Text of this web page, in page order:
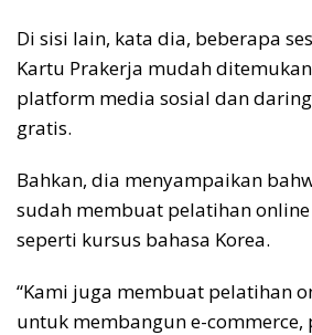
Di sisi lain, kata dia, beberapa
Kartu Prakerja mudah
platform media sosial dan daring
gratis.
Bahkan, dia menyampaikan
sudah membuat pelatihan
seperti kursus bahasa Korea.
“Kami juga membuat pelatihan
untuk membangun e-